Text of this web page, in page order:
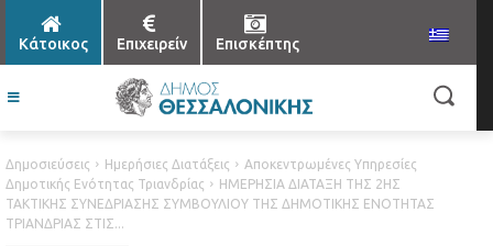
Κάτοικος Επιχειρείν Επισκέπτης
Δημοσιεύσεις Ημερήσιες Διατάξεις
Αποκεντρωμένες Υπηρεσίες
Δημοτικής Ενότητας Τριανδρίας
ΗΜΕΡΗΣΙΑ ΔΙΑΤΑΞΗ ΤΗΣ 2ΗΣ
ΤΑΚΤΙΚΗΣ ΣΥΝΕΔΡΙΑΣΗΣ ΣΥΜΒΟΥΛΙΟΥ ΤΗΣ ΔΗΜΟΤΙΚΗΣ ΕΝΟΤΗΤΑΣ
ΤΡΙΑΝΔΡΙΑΣ ΣΤΙΣ...